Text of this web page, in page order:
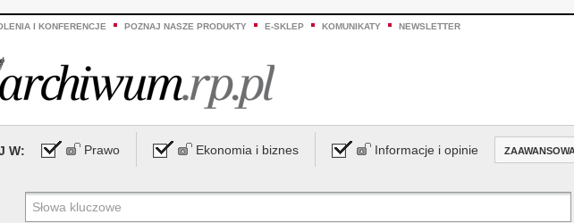
I KONFERENCJE POZNAJ NASZE PRODUKTY E-SKLEP KOMUNIKATY NEWSLETTER
W: Prawo Ekonomia i biznes Informacje i opinie